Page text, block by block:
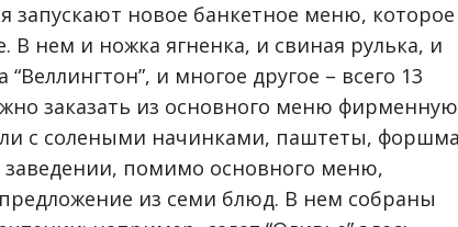
запускают новое банкетное меню, которое
В нем и ножка ягненка, и свиная рулька, и
и многое другое – всего 13
заказать из основного меню фирменную
с солеными начинками, паштеты,
заведении, помимо основного меню,
из семи блюд. В нем собраны